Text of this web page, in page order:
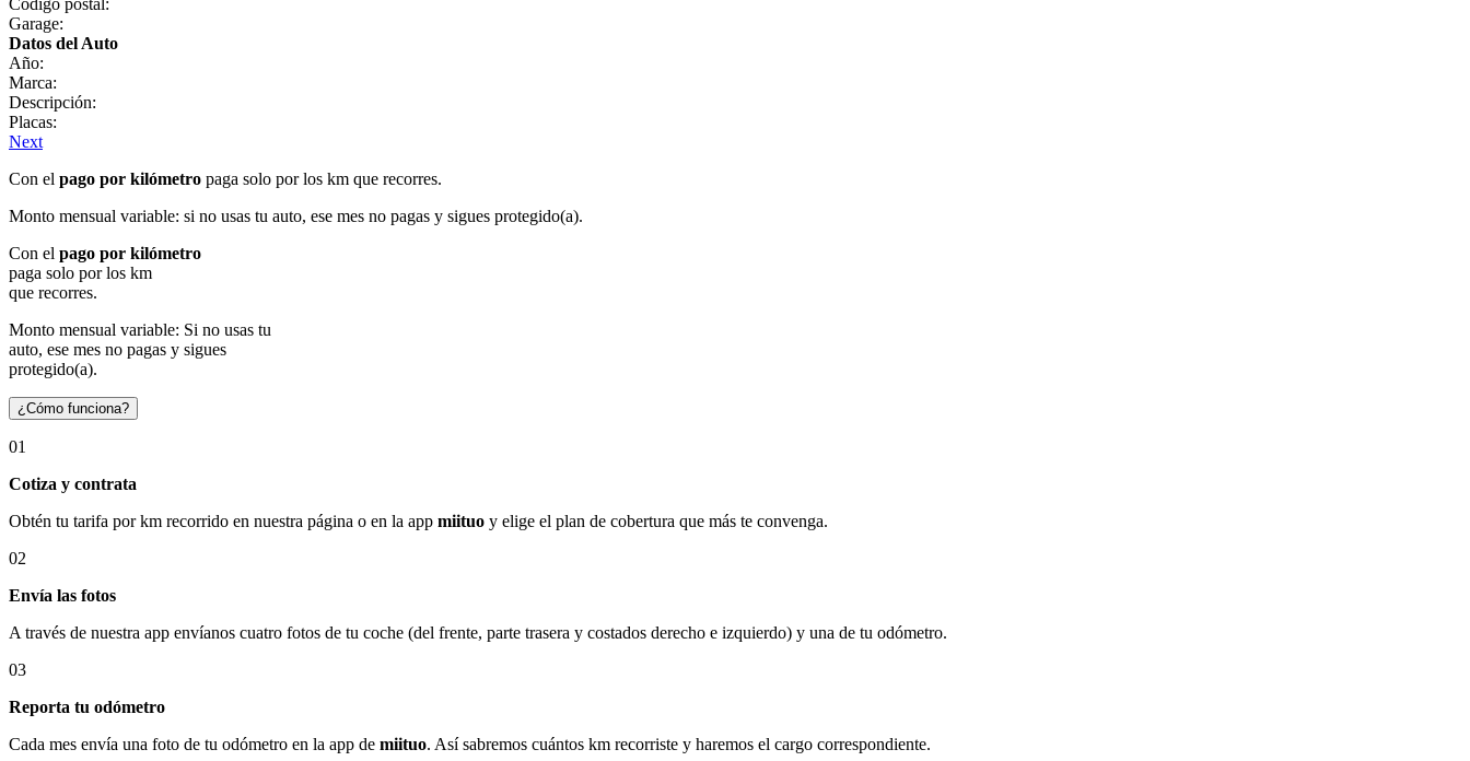
Garage:
Datos del Auto
Año:
Marca:
Descripción:
Placas:
Next
Con el pago por kilómetro paga solo por los km que recorres.
Monto mensual variable: si no usas tu auto, ese mes no pagas y sigues protegido(a).
Con el pago por kilómetro
paga solo por los km
que recorres.
Monto mensual variable: Si no usas tu
auto, ese mes no pagas y sigues
protegido(a).
¿Cómo funciona?
01
Cotiza y contrata
Obtén tu tarifa por km recorrido en nuestra página o en la app miituo y elige el plan de cobertura que más te convenga.
02
Envía las fotos
A través de nuestra app envíanos cuatro fotos de tu coche (del frente, parte trasera y costados derecho e izquierdo) y una de tu odómetro.
03
Reporta tu odómetro
Cada mes envía una foto de tu odómetro en la app de miituo. Así sabremos cuántos km recorriste y haremos el cargo correspondiente.